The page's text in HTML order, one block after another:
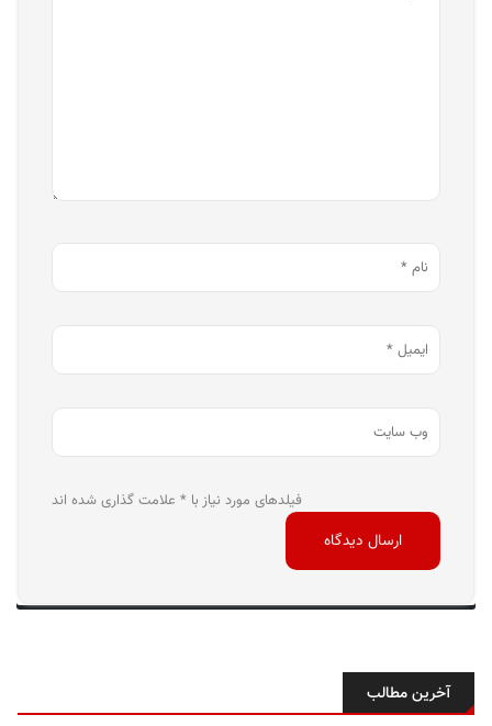
فیلدهای مورد نیاز با * علامت گذاری شده اند
آخرین مطالب